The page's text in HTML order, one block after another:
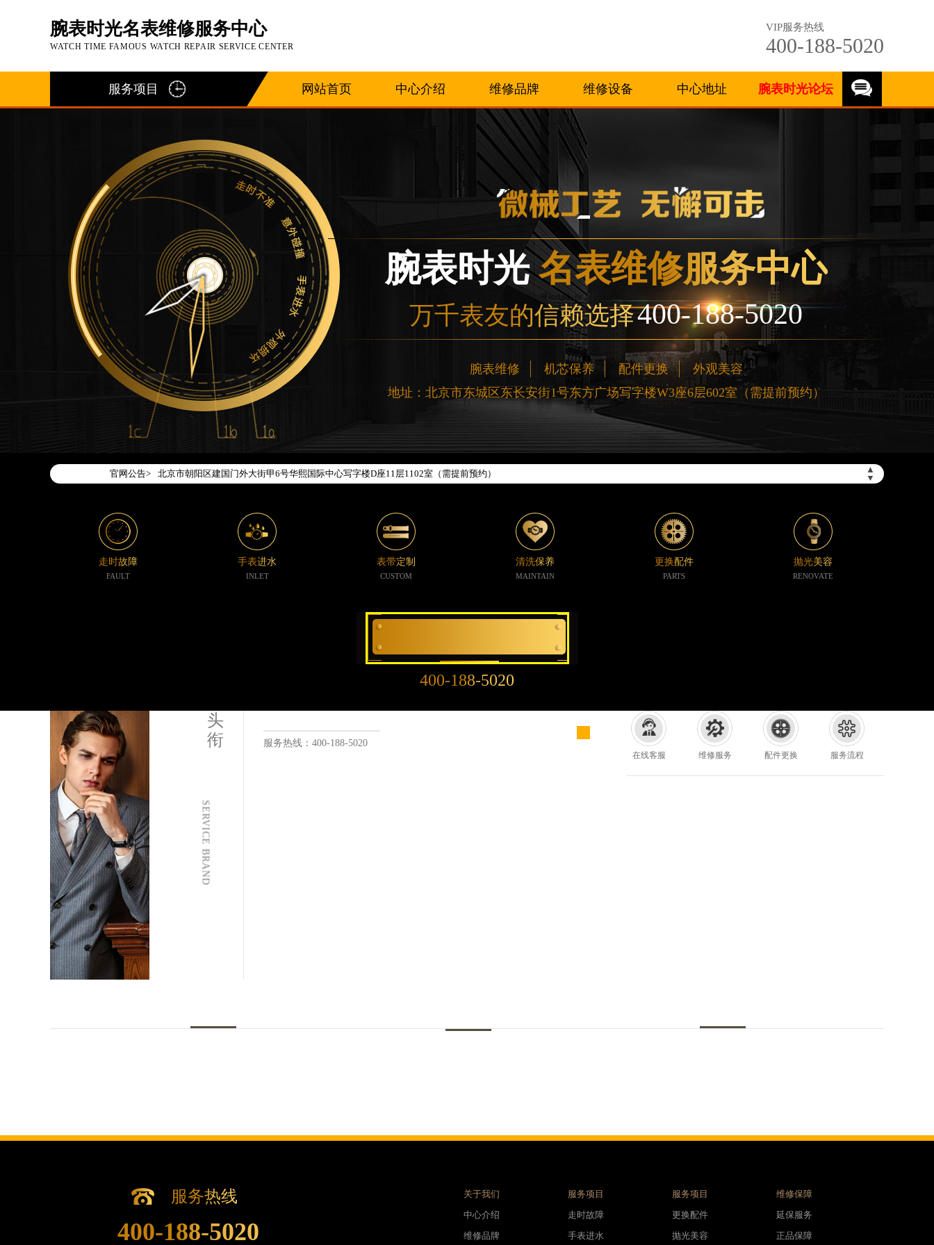
腕表时光名表维修服务中心
WATCH TIME FAMOUS WATCH REPAIR SERVICE CENTER
VIP服务热线
400-188-5020
服务项目 网站首页 中心介绍 维修品牌 维修设备 中心地址 腕表时光论坛
腕表时光 名表维修服务中心
万千表友的信赖选择400-188-5020
腕表维修 机芯保养 配件更换
外观美容
地址：北京市东城区东长安街1号东方广场写字楼W3座6层602室（需提前预约）
官网公告>
▲
▼
2026年7月腕表时光中国区售后服务网络优化升级公告
2026年7月腕表时光全国官方售后客户服务热线：400-188-5020
腕表时光官方全国统一服务热线400-188-5020，服务覆盖中国大陆、香港、澳门、台湾全部区域（非大陆需加拨“+86”）
2026年7月腕表时光售后服务中心最新网点地址：
北京市东城区东长安街1号东方广场写字楼W3座6层602室（需提前预约）
北京市朝阳区建国门外大街甲6号华熙国际中心写字楼D座11层1102室（需提前预约）
上海市徐汇区虹桥路3号港汇中心写字楼2座37层3705室（需提前预约）
上海市黄浦区南京东路299号宏伊国际广场写字楼8层806室（需提前预约）
南京市秦淮区中山南路1号（新街口）南京中心写字楼22层C1-1室（需提前预约）
常州市新北区龙锦路1590号现代传媒中心写字楼5号楼10层1008室（需提前预约）
扬州市邗江区国展路29号星耀天地写字楼1号楼18层1803室（需提前预约）
盐城市盐都区世纪大道5号盐城金融城写字楼1号楼16层1604室（需提前预约）
泰州市海陵区永定东路399号置地商务中心东塔写字楼（华润万象城）17层1706室（需提前预约）
杭州市上城区钱江路1366号华润大厦写字楼A座5层503-5室（需提前预约）
绍兴市越城区胜利东路379号世茂天际中心写字楼8层805室（需提前预约）
嘉兴市南湖区广益路705号嘉兴世界贸易中心写字楼A座13层1304室（需提前预约）
广州市天河区天河路230号万菱汇国际中心写字楼A塔7层704室（需提前预约）
广州市越秀区环市东路371-375号世界贸易中心大厦南塔写字楼15层07室（需提前预约）
深圳市罗湖区深南东路5001号华润大厦写字楼17层1701室（需提前预约）
惠州市惠城区江北文昌一路7号华贸大厦写字楼1座30层05室（需提前预约）
厦门市思明区湖滨东路95号华润大厦写字楼B座11层1104室（需提前预约）
郑州市二七区铭功路10号华润大厦写字楼29层2905室（需提前预约）
佛山市禅城区季华五路57号万科金融中心C座12层1205室（需提前预约）
南通市崇川区工农路57号圆融广场写字楼16层1603室（需提前预约）
苏州市苏州工业园区星港街199号苏州中心办公楼C座22层08室（需提前预约）
武汉市江汉区解放大道686号世界贸易大厦38层09室（需提前预约）
走时故障
FAULT
手表进水
INLET
表带定制
CUSTOM
清洗保养
MAINTAIN
更换配件
PARTS
抛光美容
RENOVATE
400-188-5020
头
衔
SERVICE BRAND
服务热线： 400-188-5020
在线客服 维修服务 配件更换 服务流程
服务热线
400-188-5020
关于我们
中心介绍
维修品牌
服务项目
走时故障
手表进水
服务项目
更换配件
抛光美容
维修保障
延保服务
正品保障